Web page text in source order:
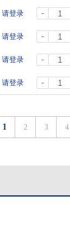
请登录 -
请登录 -
请登录 -
请登录 -
1 2 3 4